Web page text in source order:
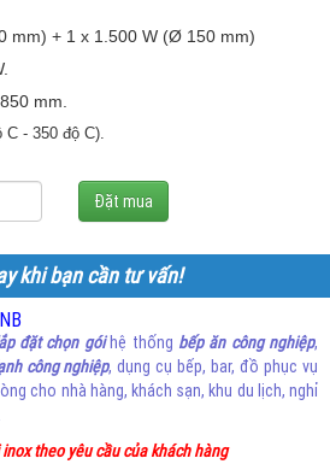
mm) + 1 x 1.500 W (Ø 150 mm)
mm.
C - 350 độ C).
khi bạn cần tư vấn!
đặt chọn góihệ thống bếp ăn công nghiệp,
công nghiệp, dụng cụ bếp, bar, đồ phục vụ
cho nhà hàng, khách sạn, khu du lịch, nghỉ
theo yêu cầu của khách hàng